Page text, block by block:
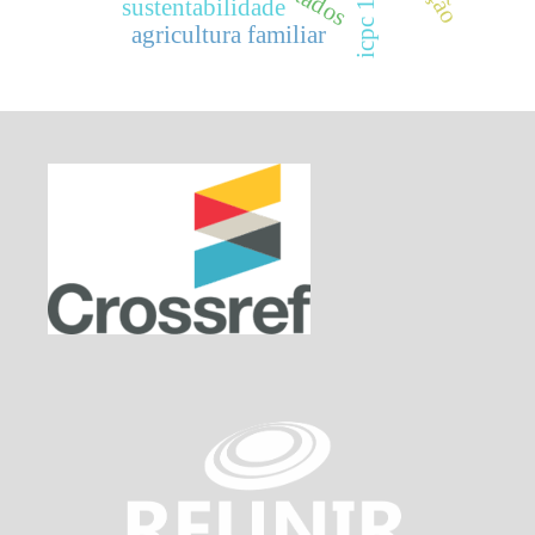
agricultura familiar
sustentabilidade icpc 14